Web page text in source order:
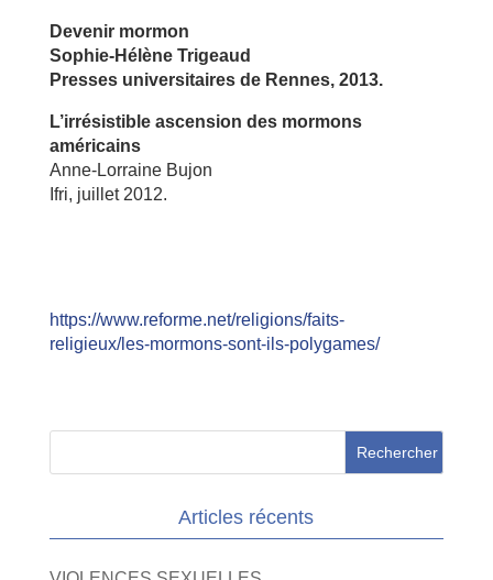
Devenir mormon
Sophie-Hélène Trigeaud
Presses universitaires de Rennes, 2013.
L’irrésistible ascension des mormons
américains
Anne-Lorraine Bujon
Ifri, juillet 2012.
https://www.reforme.net/religions/faits-
religieux/les-mormons-sont-ils-polygames/
Articles récents